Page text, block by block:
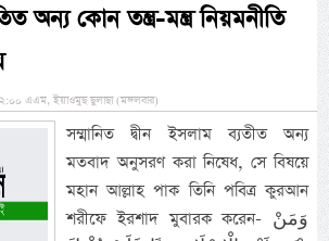
অন্য কোন তন্ত্র-মন্ত্র নিয়মনীতি
এএম, ইয়াওমুছ ছুলাছা (মঙ্গলবার)
সম্মানিত দ্বীন ইসলাম ব্যতীত অন্য
মতবাদ অনুসরণ করা নিষেধ, সে বিষয়ে
মহান আল্লাহ পাক তিনি পবিত্র কুরআন
শরীফে ইরশাদ মুবারক করেন- وَمَنْ